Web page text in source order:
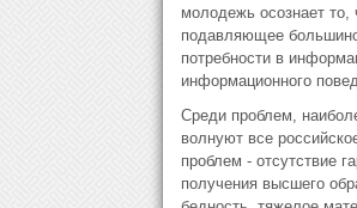
молодежь осознает то,
подавляющее
потребности в
информационного
Среди проблем,
волнуют все
проблем - отсутствие
получения высшего